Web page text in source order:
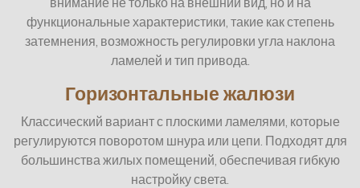
функциональные характеристики, такие как степень
затемнения, возможность регулировки угла наклона
ламелей и тип привода.
Горизонтальные жалюзи
Классический вариант с плоскими ламелями, которые
регулируются поворотом шнура или цепи. Подходят для
большинства жилых помещений, обеспечивая гибкую
настройку света.